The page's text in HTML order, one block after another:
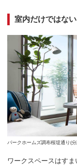
室内だけではな
パークホームズ調布桜堤通り(
ワークスペースはす